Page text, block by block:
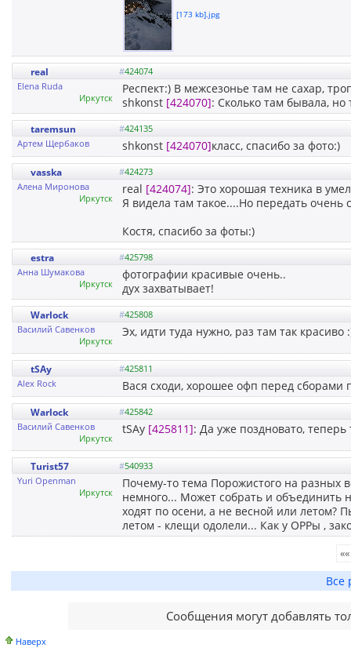
[173 kb].jpg
real #424074
Elena Ruda
Иркутск
Респект:) В межсезонье там не сахар,
shkonst [424070]: Сколько там бывала, но
taremsun #424135
Артем Щербаков
shkonst [424070]класс, спасибо за фото:)
vasska #424273
Алена Миронова
Иркутск
real [424074]: Это хорошая техника в
Я видела там такое....Но передать очень
Костя, спасибо за фоты:)
estra #425798
Анна Шумакова
Иркутск
фотографии красивые очень..
дух захватывает!
Warlock #425808
Василий Савенков
Иркутск
Эх, идти туда нужно, раз там так красиво
tSAy #425811
Alex Rock
Вася сходи, хорошее офп перед сборами
Warlock #425842
Василий Савенков
Иркутск
tSAy [425811]: Да уже поздновато,
Turist57 #540933
Yuri Openman
Иркутск
Почему-то тема Порожистого на разных
немного... Может собрать и объединить
ходят по осени, а не весной или летом?
летом - клещи одолели... Как у OPPы ,
««
Все
Сообщения могут добавлять
Наверх